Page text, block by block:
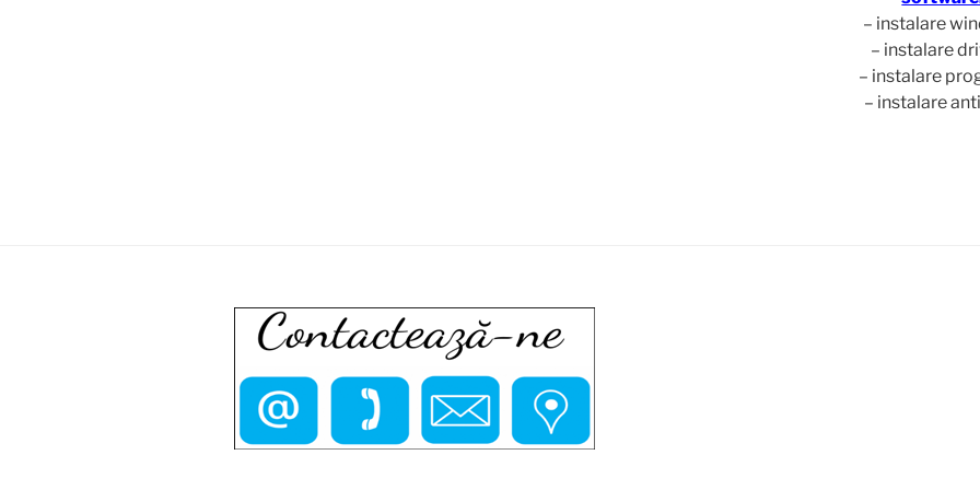
– instalare
– instalare
– instalare
– instalare